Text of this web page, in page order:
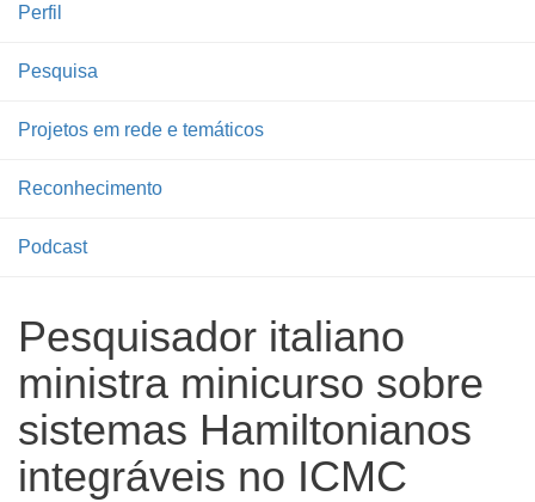
Perfil
Pesquisa
Projetos em rede e temáticos
Reconhecimento
Podcast
Pesquisador italiano
ministra minicurso sobre
sistemas Hamiltonianos
integráveis no ICMC